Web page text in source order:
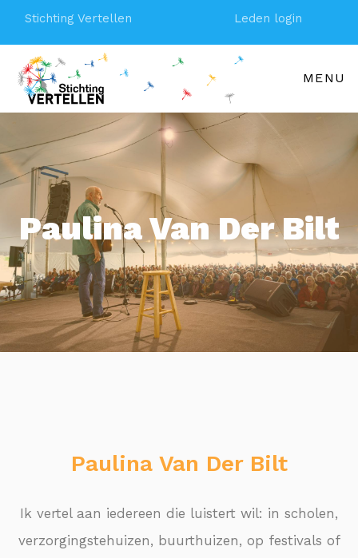
Stichting Vertellen Leden login
MENU
Paulina Van Der Bilt
Paulina Van Der Bilt
Ik vertel aan iedereen die luistert wil: in scholen,
verzorgingstehuizen, buurthuizen, op festivals of